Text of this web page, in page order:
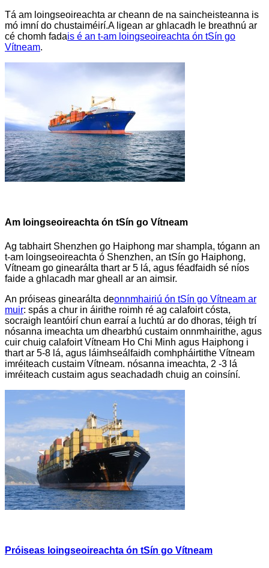
Tá am loingseoireachta ar cheann de na saincheisteanna is
mó imní do chustaiméirí.A ligean ar ghlacadh le breathnú ar
cé chomh fadais é an t-am loingseoireachta ón tSín go
Vítneam.
Am loingseoireachta ón tSín go Vítneam
Ag tabhairt Shenzhen go Haiphong mar shampla, tógann an
t-am loingseoireachta ó Shenzhen, an tSín go Haiphong,
Vítneam go ginearálta thart ar 5 lá, agus féadfaidh sé níos
faide a ghlacadh mar gheall ar an aimsir.
An próiseas ginearálta deonnmhairiú ón tSín go Vítneam ar
muir: spás a chur in áirithe roimh ré ag calafoirt cósta,
socraigh leantóirí chun earraí a luchtú ar do dhoras, téigh trí
nósanna imeachta um dhearbhú custaim onnmhairithe, agus
cuir chuig calafoirt Vítneam Ho Chi Minh agus Haiphong i
thart ar 5-8 lá, agus láimhseálfaidh comhpháirtithe Vítneam
imréiteach custaim Vítneam. nósanna imeachta, 2 -3 lá
imréiteach custaim agus seachadadh chuig an coinsíní.
Próiseas loingseoireachta ón tSín go Vítneam